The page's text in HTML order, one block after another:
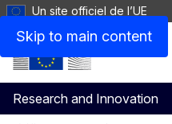
Skip to main content
Un site officiel de l’UE
Research and Innovation